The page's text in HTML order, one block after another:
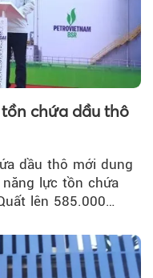
tồn chứa dầu thô
dầu thô mới dung
lực tồn chứa
lên 585.000